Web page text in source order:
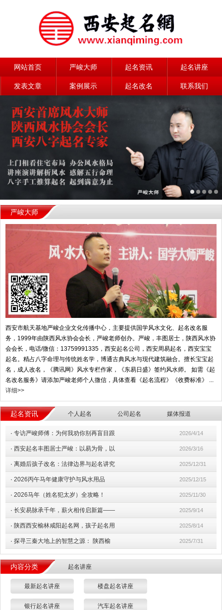
网站首页 严峻大师 起名资讯 起名讲座
发表文章 案例展示 起名改名 联系我们
严峻大师
西安市航天基地严峻企业文化传播中心，主要提供国学风水文化、起名改名服
务，1999年由陕西风水协会会长，严峻老师创办。严峻，丰图居士，陕西风水协
会会长，电话/微信：13759991335，西安起名公司，西安周易起名，西安宝宝
起名。精占八字命理与传统姓名学，博通古典风水与现代建筑融合。擅长宝宝起
名，成人改名，《腾讯网》风水专栏作家，《东易日盛》签约风水师。 如需《起
名改名服务》请添加严峻老师个人微信，具体查看《起名流程》《收费标准》 ...
详细>>
起名资讯 个人起名 公司起名 媒体报道
· 专访严峻师傅：为何我劝你别再盲目跟 2026/4/14
· 西安起名丰图居士严峻：以易为骨，以 2026/3/16
· 离婚后孩子改名：法律边界与起名讲究 2025/12/31
· 2026丙午马年健康守护与风水用品 2025/12/15
· 2026马年（姓名犯太岁）全攻略！ 2025/11/30
· 长安易脉承千年，薪火相传启新篇—— 2025/9/14
· 陕西西安榆林咸阳起名网，孩子起名用 2025/8/14
· 探寻三秦大地上的智慧之源： 陕西榆 2025/7/31
内容分类 起名讲座
最新起名讲座 楼盘起名讲座
银行起名讲座 汽车起名讲座